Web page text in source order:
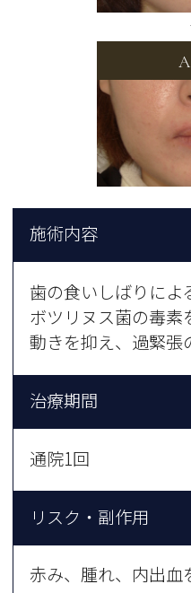
施術内容
歯の食いしばりによ
ボツリヌス菌の毒素
動きを抑え、過緊張
治療期間
通院1回
リスク・副作用
赤み、腫れ、内出血